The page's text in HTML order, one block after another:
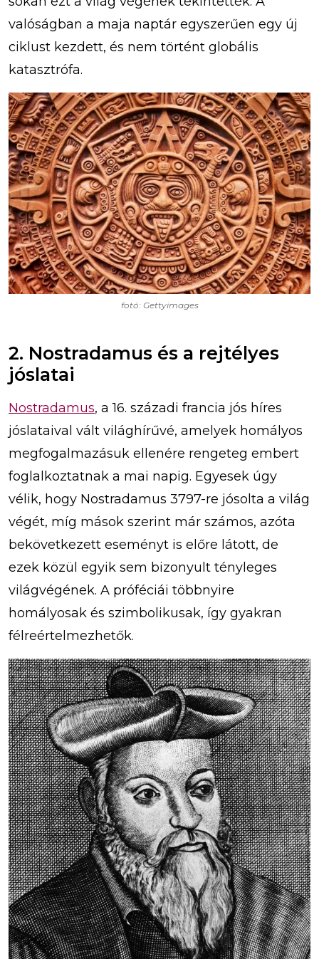
valóságban a maja naptár egyszerűen egy új
ciklust kezdett, és nem történt globális
katasztrófa.
fotó: Gettyimages
2. Nostradamus és a rejtélyes
jóslatai
Nostradamus, a 16. századi francia jós híres
jóslataival vált világhírűvé, amelyek homályos
megfogalmazásuk ellenére rengeteg embert
foglalkoztatnak a mai napig. Egyesek úgy
vélik, hogy Nostradamus 3797-re jósolta a világ
végét, míg mások szerint már számos, azóta
bekövetkezett eseményt is előre látott, de
ezek közül egyik sem bizonyult tényleges
világvégének. A próféciái többnyire
homályosak és szimbolikusak, így gyakran
félreértelmezhetők.